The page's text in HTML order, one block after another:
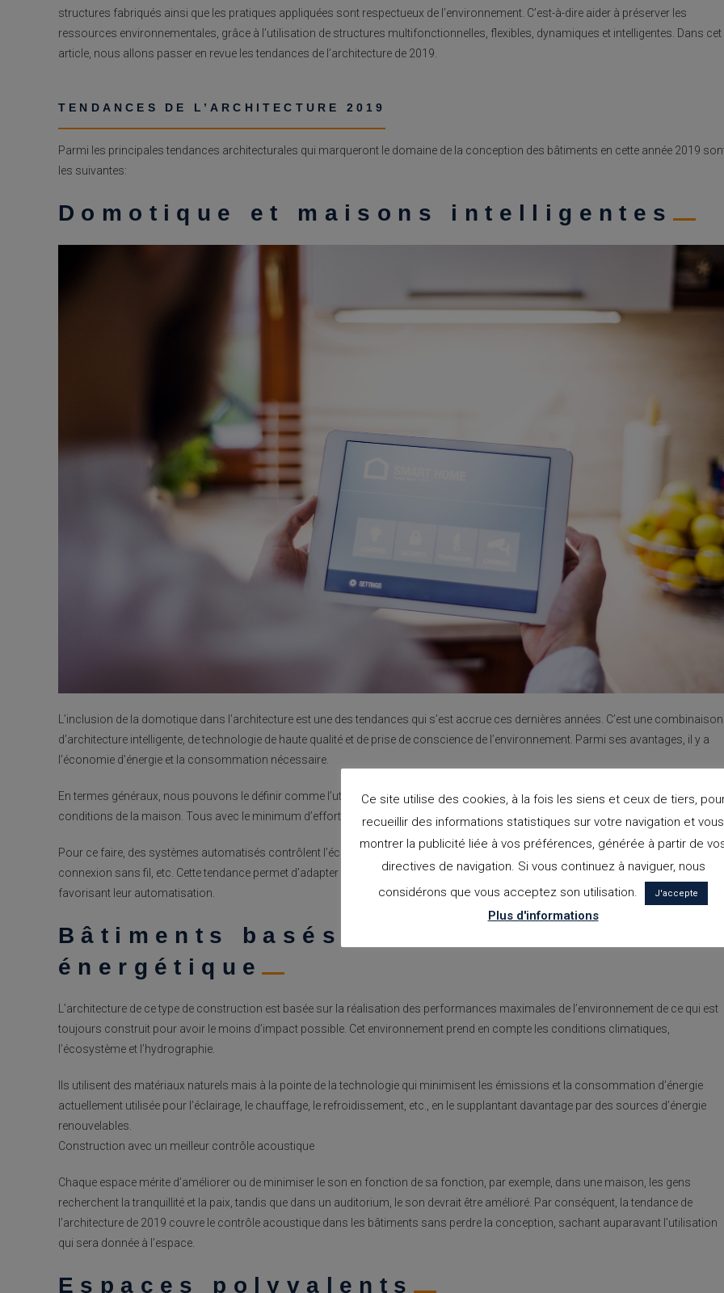
structures fabriqués ainsi que les pratiques appliquées sont respectueux de l’environnement. C’est-à-dire aider à préserver les
ressources environnementales, grâce à l’utilisation de structures multifonctionnelles, flexibles, dynamiques et intelligentes. Dans cet
article, nous allons passer en revue les tendances de l’architecture de 2019.
TENDANCES DE L’ARCHITECTURE 2019
Parmi les principales tendances architecturales qui marqueront le domaine de la conception des bâtiments en cette année 2019
les suivantes:
Domotique et maisons intelligentes
L’inclusion de la domotique dans l’architecture est une des tendances qui s’est accrue ces dernières années. C’est une combinaison
d’architecture intelligente, de technologie de haute qualité et de prise de conscience de l’environnement. Parmi ses avantages, il y a
l’économie d’énergie et la consommation nécessaire.
En termes généraux, nous pouvons le définir comme l’utilisation d’une technologie qui permet aux gens de mieux contrôler toutes
conditions de la maison. Tous avec le minimum d’effort. Il s’agit de vivre avec plus de confort, de sécurité et d’optimiser les
Pour ce faire, des systèmes automatisés contrôlent l’éclairage, le chauffage à distance, la sécurité de la maison, les sons sans fil, la
connexion sans fil, etc. Cette tendance permet d’adapter les constructions en minimisant les temps et ressources utilisés et en
favorisant leur automatisation.
Bâtiments basés sur l’efficacité
énergétique
L’architecture de ce type de construction est basée sur la réalisation des performances maximales de l’environnement de ce qui est
toujours construit pour avoir le moins d’impact possible. Cet environnement prend en compte les conditions climatiques,
l’écosystème et l’hydrographie.
Ils utilisent des matériaux naturels mais à la pointe de la technologie qui minimisent les émissions et la consommation d’énergie
actuellement utilisée pour l’éclairage, le chauffage, le refroidissement, etc., en le supplantant davantage par des sources d’énergie
renouvelables.
Construction avec un meilleur contrôle acoustique
Chaque espace mérite d’améliorer ou de minimiser le son en fonction de sa fonction, par exemple, dans une maison, les gens
recherchent la tranquillité et la paix, tandis que dans un auditorium, le son devrait être amélioré. Par conséquent, la tendance de
l’architecture de 2019 couvre le contrôle acoustique dans les bâtiments sans perdre la conception, sachant auparavant l’utilisation
qui sera donnée à l’espace.
Espaces polyvalents
Ce site utilise des cookies, à la fois les siens et ceux de tiers,
recueillir des informations statistiques sur votre navigation et vous
montrer la publicité liée à vos préférences, générée à partir de
directives de navigation. Si vous continuez à naviguer, nous
considérons que vous acceptez son utilisation.
J'accepte
Plus d'informations